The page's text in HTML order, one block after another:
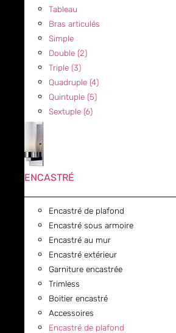
Tableau
Bras articulés
Simple
Double (2)
Triple (3)
Quadruple (4)
Quintuple (5)
Sextuple (6)
ENCASTRÉ
Encastré de plafond
Encastré sous armoire
Encastré au mur
Encastré extérieur
Garniture encastrée
Trimless
Boitier encastré
Accessoires
Encastré de plafond